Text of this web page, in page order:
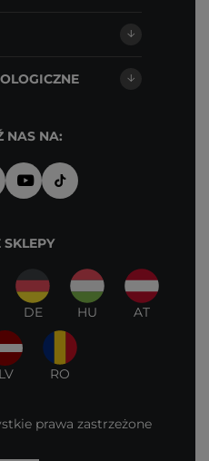
NAS NA:
SKLEPY
DE HU AT
LV RO
prawa zastrzeżone